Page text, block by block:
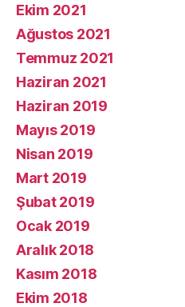
Ekim 2021
Ağustos 2021
Temmuz 2021
Haziran 2021
Haziran 2019
Mayıs 2019
Nisan 2019
Mart 2019
Şubat 2019
Ocak 2019
Aralık 2018
Kasım 2018
Ekim 2018